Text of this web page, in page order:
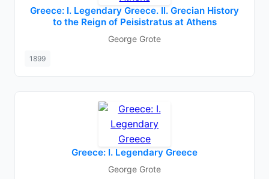
Greece: I. Legendary Greece. II. Grecian History
to the Reign of Peisistratus at Athens
George Grote
1899
Greece: I. Legendary Greece
George Grote